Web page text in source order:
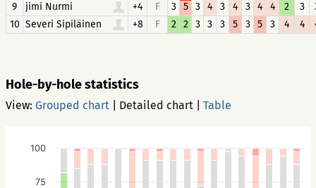
9
jimi Nurmi +4 F 3 5 3 4 3 4 3 4 4 2 3
10 Severi Sipiläinen +8 F 2 2 3 3 3 5 3 5 3 4 4
Hole-by-hole statistics
View: Grouped chart Detailed chart Table
75
100